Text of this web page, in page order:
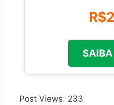
Post Views: 233